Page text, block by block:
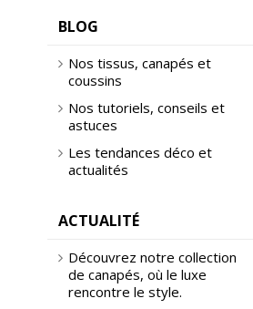
BLOG
Nos tissus, canapés et
coussins
Nos tutoriels, conseils et
astuces
Les tendances déco et
actualités
ACTUALITÉ
Découvrez notre collection
de canapés, où le luxe
rencontre le style.